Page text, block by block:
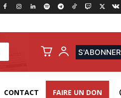
S'ABONNER
CONTACT FAIRE UN DON